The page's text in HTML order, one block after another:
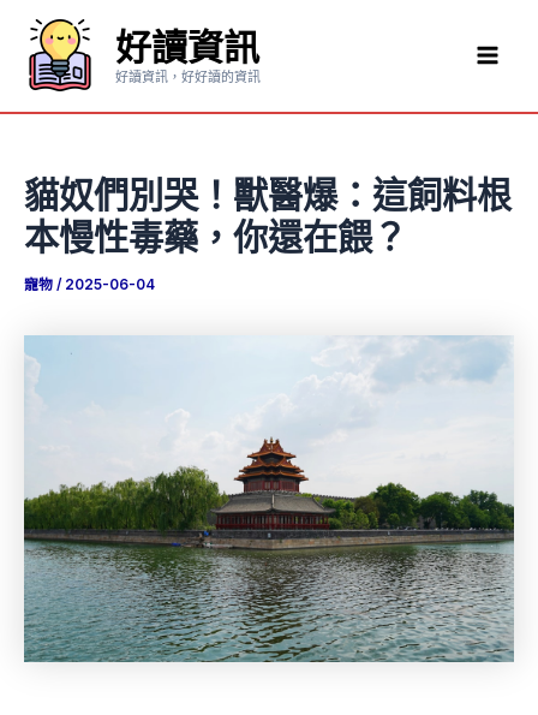
要
好讀資訊
好讀資訊，好好讀的資訊
貓奴們別哭！獸醫爆：這飼料根
本慢性毒藥，你還在餵？
寵物 / 2025-06-04